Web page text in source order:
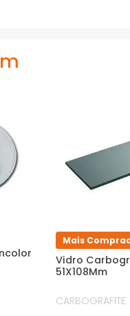
Mais
Vidro
51X108Mm
CARBOGRAFITE